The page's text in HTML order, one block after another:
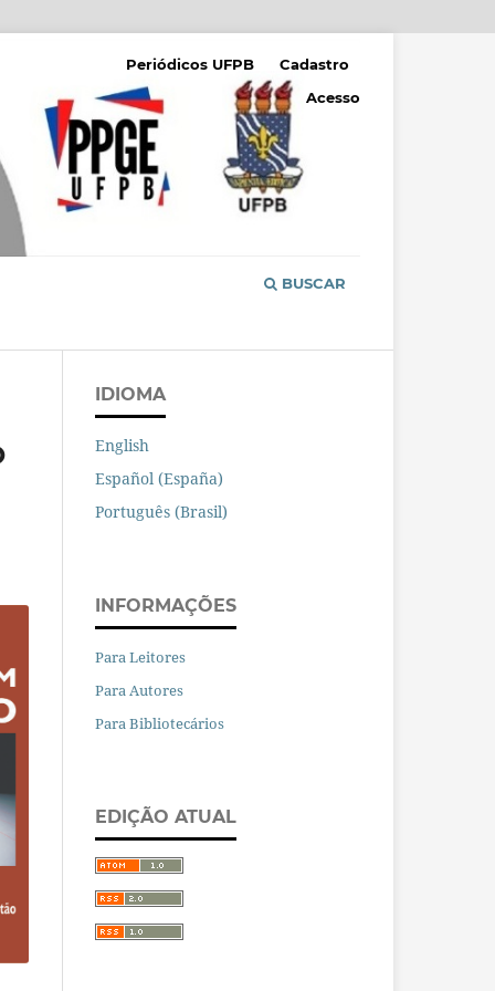
BUSCAR
Periódicos UFPB
Cadastro
Acesso
IDIOMA
English
Español (España)
Português (Brasil)
INFORMAÇÕES
Para Leitores
Para Autores
Para Bibliotecários
EDIÇÃO ATUAL